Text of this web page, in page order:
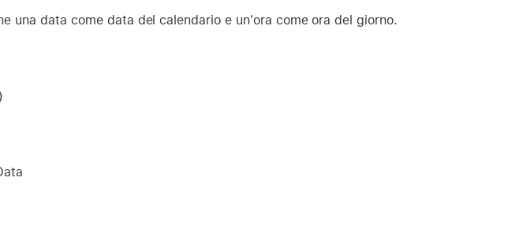
una data come data del calendario e un'ora come ora del giorno.